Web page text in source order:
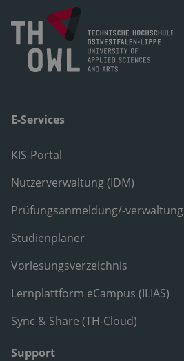
E-Services
KIS-Portal
Nutzerverwaltung (IDM)
Prüfungsanmeldung/-verwaltung
Studienplaner
Vorlesungsverzeichnis
Lernplattform eCampus (ILIAS)
Sync & Share (TH-Cloud)
Support